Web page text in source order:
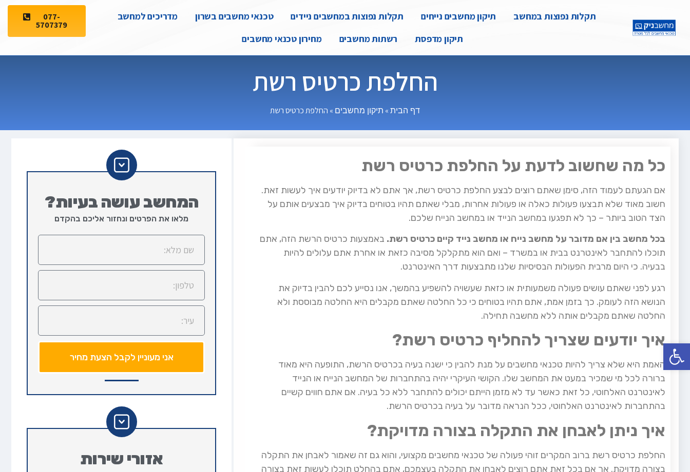
פתח סרגל נגישות
תקלות נפוצות במחשב תיקון מחשבים נייחים תקלות נפוצות במחשבים ניידים טכנאי מחשבים בשרון
מדריכים למחשב
תיקון מדפסת
רשתות מחשבים מחירון טכנאי מחשבים
077-
5707379
החלפת כרטיס רשת
דף הבית » תיקון מחשבים » החלפת כרטיס רשת
כל מה שחשוב לדעת על החלפת כרטיס רשת
אם הגעתם לעמוד הזה, סימן שאתם רוצים לבצע החלפת כרטיס רשת, אך אתם לא בדיוק יודעים איך לעשות זאת.
חשוב מאוד שלא תבצעו פעולות כאלה או פעולות אחרות, מבלי שאתם תהיו בטוחים בדיוק איך מבצעים אותם על
הצד הטוב ביותר – כך לא תפגעו במחשב הנייד או במחשב הנייח שלכם.
בכל מחשב בין אם מדובר על מחשב נייח או מחשב נייד קיים כרטיס רשת. באמצעות כרטיס הרשת הזה, אתם
תוכלו להתחבר לאינטרנט בבית או במשרד – ואם הוא מתקלקל מסיבה כזאת או אחרת אתם עלולים להיות
בבעיה. כי היום מרבית הפעולות הבסיסיות שלנו מתבצעות דרך האינטרנט.
רגע לפני שאתם עושים פעולה משמעותית או כזאת שעשויה להשפיע בהמשך, אנו נסייע לכם להבין בדיוק את
הנושא הזה לעומק. כך בזמן אמת, אתם תהיו בטוחים כי כל החלטה שאתם מקבלים היא החלטה מבוססת ולא
החלטה שאתם מקבלים אותה ללא מחשבה תחילה.
איך יודעים שצריך להחליף כרטיס רשת?
האמת היא שלא צריך להיות טכנאי מחשבים על מנת להבין כי ישנה בעיה בכרטיס הרשת, התופעה היא מאוד
ברורה לכל מי שמכיר במעט את המחשב שלו. הקושי העיקרי יהיה בהתחברות של המחשב הנייח או הנייד
לאינטרנט האלחוטי, כל זאת כאשר עד לא מזמן הייתם יכולים להתחבר ללא כל בעיה. אם אתם חווים קשיים
בהתחברות לאינטרנט האלחוטי, ככל הנראה מדובר על בעיה בכרטיס הרשת.
איך ניתן לאבחן את התקלה בצורה מדויקת?
החלפת כרטיס רשת ברוב המקרים זוהי פעולה של טכנאי מחשבים מקצועי, והוא גם זה שאמור לאבחן את התקלה
בצורה מדויקת. אך אם בכל זאת אתם רוצים לאבחן את התקלה בעצמכם, אתם בהחלט תוכלו לעשות זאת בצורה
המחשב עושה בעיות?
מלאו את הפרטים ונחזור אליכם בהקדם
אני מעוניין לקבל הצעת מחיר
אזורי שירות